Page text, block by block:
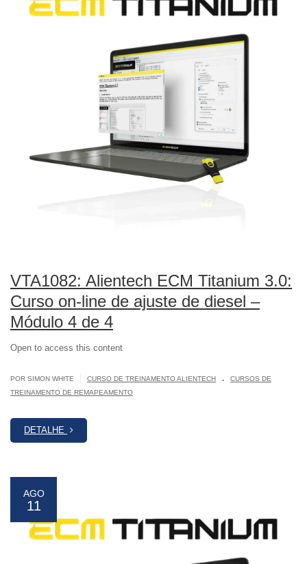
VTA1082: Alientech ECM Titanium 3.0:
Curso on-line de ajuste de diesel –
Módulo 4 de 4
Open to access this content
POR SIMON WHITE CURSO DE TREINAMENTO ALIENTECH .
CURSOS DE
TREINAMENTO DE REMAPEAMENTO
DETALHE
AGO
11